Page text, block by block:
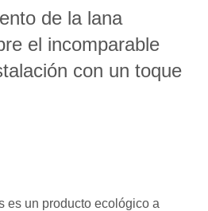
de la lana
el incomparable
con un toque
es un producto ecológico a